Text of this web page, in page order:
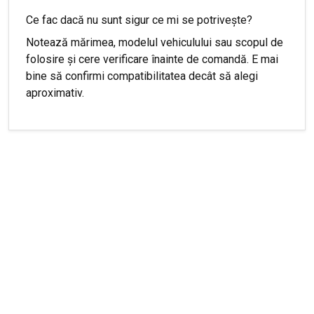
Ce fac dacă nu sunt sigur ce mi se potrivește?
Notează mărimea, modelul vehiculului sau scopul de
folosire și cere verificare înainte de comandă. E mai
bine să confirmi compatibilitatea decât să alegi
aproximativ.